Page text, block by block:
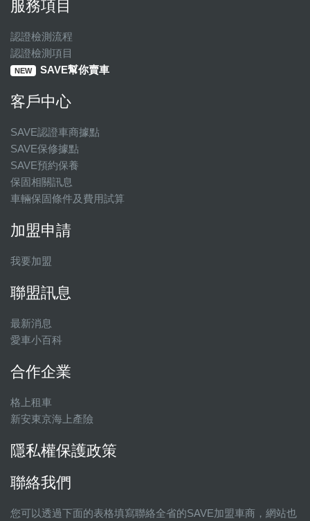
服務項目
認證檢測流程
認證檢測項目
NEW SAVE幫你賣車
客戶中心
SAVE認證車商據點
SAVE保修據點
SAVE預約保養
保固相關訊息
車輛保固條件及費用試算
加盟申請
我要加盟
聯盟訊息
最新消息
愛車小百科
合作企業
格上租車
新安東京海上產險
隱私權保護政策
聯絡我們
您可以透過下面的表格填寫聯絡全省的SAVE加盟車商，網站也